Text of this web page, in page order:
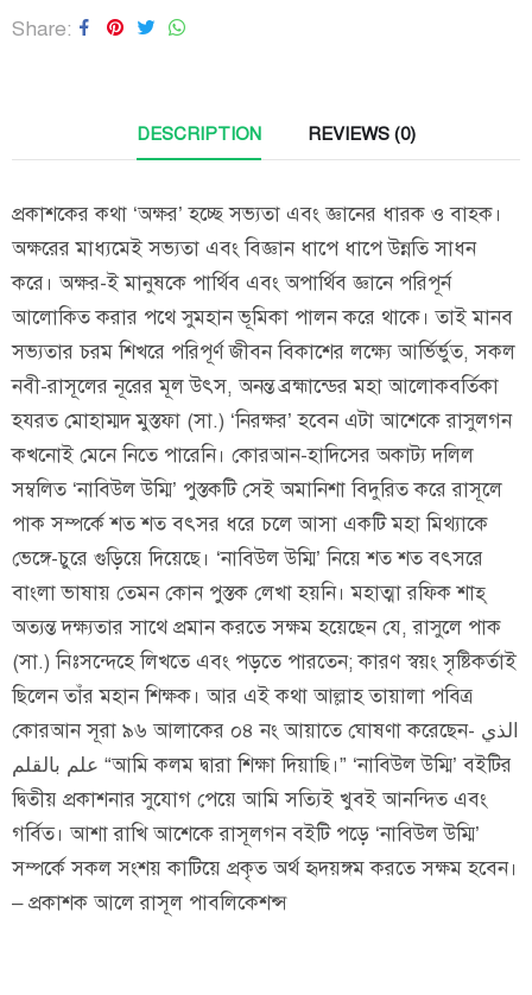
Share
DESCRIPTION REVIEWS (0)
প্রকাশকের কথা ‘অক্ষর’ হচ্ছে সভ্যতা এবং জ্ঞানের ধারক ও বাহক।
অক্ষরের মাধ্যমেই সভ্যতা এবং বিজ্ঞান ধাপে ধাপে উন্নতি সাধন
করে। অক্ষর-ই মানুষকে পার্থিব এবং অপার্থিব জ্ঞানে পরিপূর্ন
আলোকিত করার পথে সুমহান ভূমিকা পালন করে থাকে। তাই মানব
সভ্যতার চরম শিখরে পরিপূর্ণ জীবন বিকাশের লক্ষ্যে আর্ভির্ভুত, সকল
নবী-রাসূলের নূরের মূল উৎস, অনন্ত ব্রহ্মান্ডের মহা আলোকবর্তিকা
হযরত মোহাম্মদ মুস্তফা (সা.) ‘নিরক্ষর’ হবেন এটা আশেকে রাসুলগন
কখনোই মেনে নিতে পারেনি। কোরআন-হাদিসের অকাট্য দলিল
সম্বলিত ‘নাবিউল উম্মি’ পুস্তকটি সেই অমানিশা বিদুরিত করে রাসূলে
পাক সম্পর্কে শত শত বৎসর ধরে চলে আসা একটি মহা মিথ্যাকে
ভেঙ্গে-চুরে গুড়িয়ে দিয়েছে। ‘নাবিউল উম্মি’ নিয়ে শত শত বৎসরে
বাংলা ভাষায় তেমন কোন পুস্তক লেখা হয়নি। মহাত্মা রফিক শাহ্
অত্যন্ত দক্ষ্যতার সাথে প্রমান করতে সক্ষম হয়েছেন যে, রাসুলে পাক
(সা.) নিঃসন্দেহে লিখতে এবং পড়তে পারতেন; কারণ স্বয়ং সৃষ্টিকর্তাই
ছিলেন তাঁর মহান শিক্ষক। আর এই কথা আল্লাহ তায়ালা পবিত্র
কোরআন সূরা ৯৬ আলাকের ০৪ নং আয়াতে ঘোষণা করেছেন- الذي
علم بالقلم “আমি কলম দ্বারা শিক্ষা দিয়াছি।” ‘নাবিউল উম্মি’ বইটির
দ্বিতীয় প্রকাশনার সুযোগ পেয়ে আমি সত্যিই খুবই আনন্দিত এবং
গর্বিত। আশা রাখি আশেকে রাসূলগন বইটি পড়ে ‘নাবিউল উম্মি’
সম্পর্কে সকল সংশয় কাটিয়ে প্রকৃত অর্থ হৃদয়ঙ্গম করতে সক্ষম হবেন।
– প্রকাশক আলে রাসূল পাবলিকেশন্স